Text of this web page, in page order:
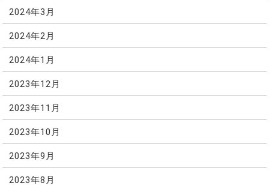
2024年3月
2024年2月
2024年1月
2023年12月
2023年11月
2023年10月
2023年9月
2023年8月